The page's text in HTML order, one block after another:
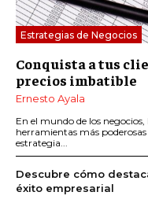
Estrategias de Negocios
Conquista a tus
precios imbatible
Ernesto Ayala
En el mundo de los
herramientas más
estrategia...
Descubre cómo
éxito empresarial